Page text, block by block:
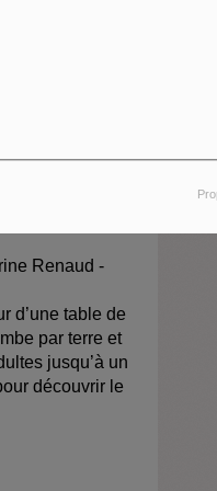
du film
en salles
Renaud -
d’une table de
par terre et
jusqu’à un
découvrir le